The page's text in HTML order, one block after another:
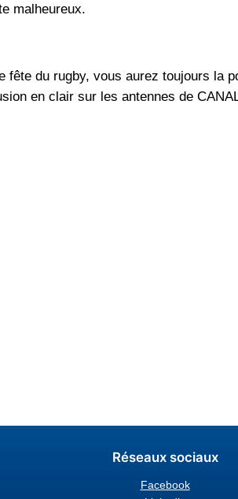
malheureux.
fête du rugby, vous aurez toujours la
en clair sur les antennes de
Réseaux sociaux
Facebook